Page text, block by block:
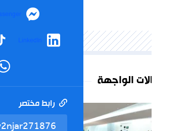
Messenger
LinkedIn
TikTok
WhatsApp
رابط مختصر
الواجهة